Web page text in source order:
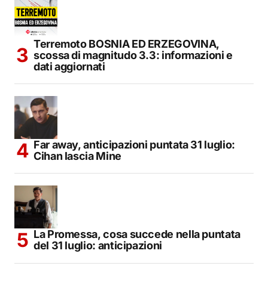
Terremoto BOSNIA ED ERZEGOVINA,
scossa di magnitudo 3.3: informazioni e
dati aggiornati
Far away, anticipazioni puntata 31 luglio:
Cihan lascia Mine
La Promessa, cosa succede nella puntata
del 31 luglio: anticipazioni